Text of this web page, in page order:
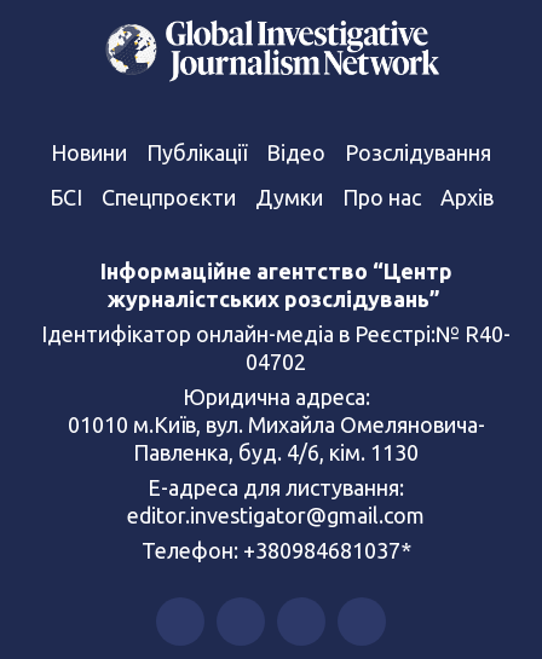
Новини Публікації Відео
Розслідування
БСІ
Спецпроєкти Думки Про нас Архів
Інформаційне агентство “Центр
журналістських розслідувань”
Ідентифікатор онлайн-медіа в Реєстрі:№ R40-
04702
Юридична адреса:
01010 м.Київ, вул. Михайла Омеляновича-
Павленка, буд. 4/6, кім. 1130
Е-адреса для листування:
editor.investigator@gmail.com
Телефон: +380984681037*